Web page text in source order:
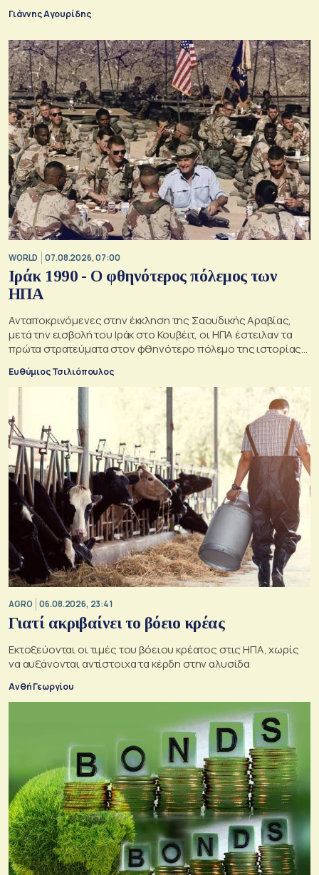
Γιάννης Αγουρίδης
WORLD 07.08.2026, 07:00
Ιράκ 1990 - Ο φθηνότερος πόλεμος των
ΗΠΑ
Ανταποκρινόμενες στην έκκληση της Σαουδικής Αραβίας,
μετά την εισβολή του Ιράκ στο Κουβέιτ, οι ΗΠΑ έστειλαν τα
πρώτα στρατεύματα στον φθηνότερο πόλεμο της ιστορίας
Ευθύμιος Τσιλιόπουλος
AGRO 06.08.2026, 23:41
Γιατί ακριβαίνει το βόειο κρέας
Εκτοξεύονται οι τιμές του βόειου κρέατος στις ΗΠΑ, χωρίς
να αυξάνονται αντίστοιχα τα κέρδη στην αλυσίδα
Ανθή Γεωργίου